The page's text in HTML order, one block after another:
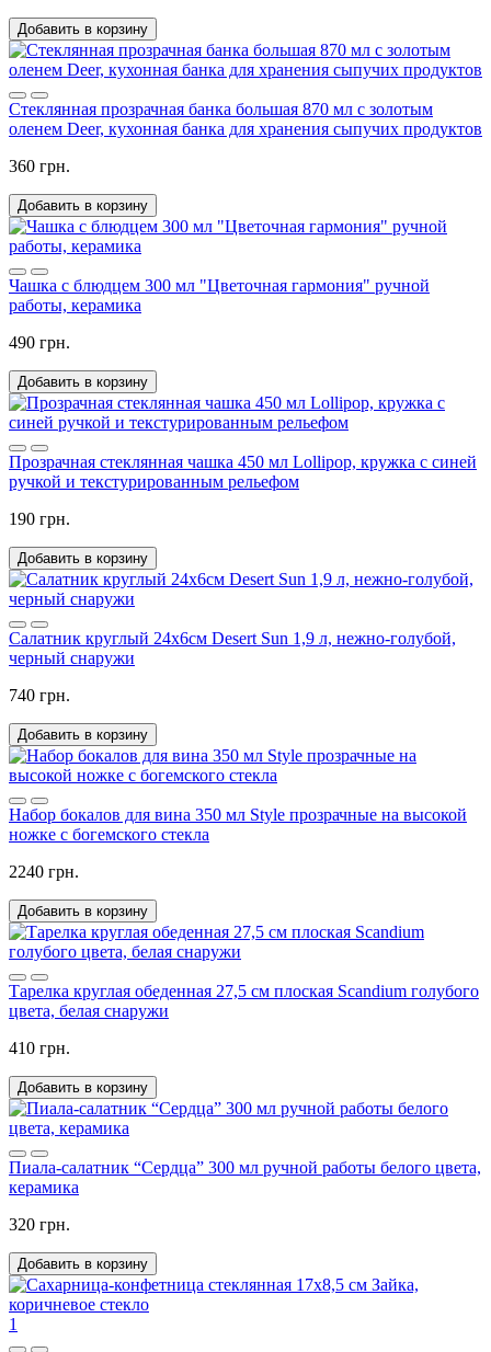
Добавить в корзину
Стеклянная прозрачная банка большая 870 мл с золотым
оленем Deer, кухонная банка для хранения сыпучих продуктов
360 грн.
Добавить в корзину
Чашка с блюдцем 300 мл "Цветочная гармония" ручной
работы, керамика
490 грн.
Добавить в корзину
Прозрачная стеклянная чашка 450 мл Lollipop, кружка с синей
ручкой и текстурированным рельефом
190 грн.
Добавить в корзину
Салатник круглый 24х6см Desert Sun 1,9 л, нежно-голубой,
черный снаружи
740 грн.
Добавить в корзину
Набор бокалов для вина 350 мл Style прозрачные на высокой
ножке с богемского стекла
2240 грн.
Добавить в корзину
Тарелка круглая обеденная 27,5 см плоская Scandium голубого
цвета, белая снаружи
410 грн.
Добавить в корзину
Пиала-салатник “Сердца” 300 мл ручной работы белого цвета,
керамика
320 грн.
Добавить в корзину
1